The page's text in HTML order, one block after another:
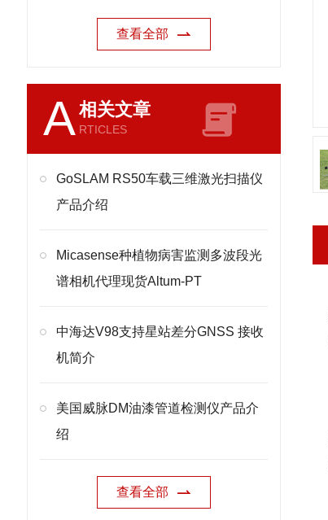
查看全部
A相关文章
RTICLES
GoSLAM RS50车载三维激光扫描仪
产品介绍
Micasense种植物病害监测多波段光
谱相机代理现货Altum-PT
中海达V98支持星站差分GNSS 接收
机简介
美国威脉DM油漆管道检测仪产品介
绍
查看全部